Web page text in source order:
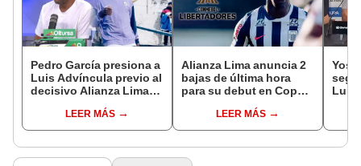
Pedro García presiona a
Luis Advíncula previo al
decisivo Alianza Lima
Copa Libertadores: "No
puede jugar 5 puntos"
LEER MÁS
Alianza Lima anuncia 2
bajas de última hora
para su debut en Copa
Advíncula es uno de los
descartados
LEER MÁS
Luis